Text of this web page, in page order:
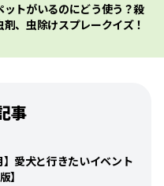
ットがいるのにどう使う？殺
剤、虫除けスプレークイズ！
事
】愛犬と行きたいイベント
】